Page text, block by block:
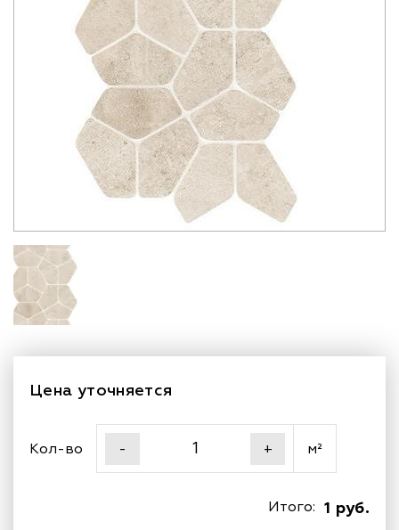
Цена уточняется
Кол-во - + м²
1 руб.
Итого: